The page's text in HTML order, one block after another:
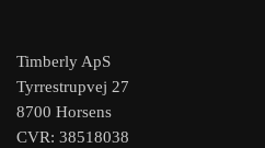
Timberly ApS
Tyrrestrupvej 27
8700 Horsens
CVR: 38518038